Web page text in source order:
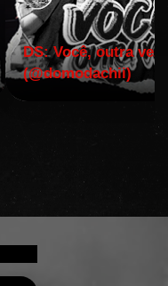
DS: Você, outra vez!
(@domodachii)